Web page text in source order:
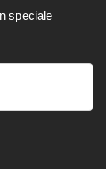
speciale